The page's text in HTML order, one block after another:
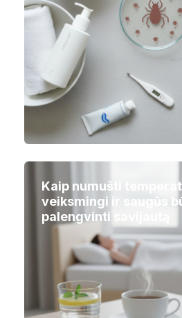
Kaip numušti
veiksmingi ir saugūs
palengvinti savijautą